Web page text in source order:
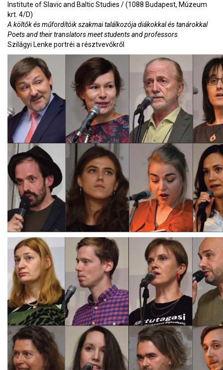
Institute of Slavic and Baltic Studies / (1088 Budapest, Múzeum
krt. 4/D)
A költők és műfordítóik szakmai találkozója diákokkal és tanárokkal
Poets and their translators meet students and professors
Szilágyi Lenke portréi a résztvevőkről